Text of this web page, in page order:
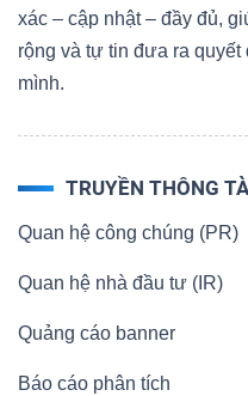
xác – cập nhật – đầy đủ,
rộng và tự tin đưa ra
mình.
TRUYỀN THÔNG
Quan hệ công chúng (PR)
Quan hệ nhà đầu tư (IR)
Quảng cáo banner
Báo cáo phân tích